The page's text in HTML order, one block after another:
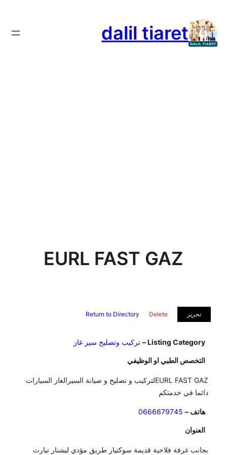
إلى
المحتوى
dalil tiaret
EURL FAST GAZ
تحرير Delete
Return to Directory
Listing Category – تركيب وتصليح سير غاز
التخصص الطبي او الوظيفي
EURL FAST GAZلتركيب و تصليح و صيانة السيرالغاز السيارات
دائما في خدمتكم
هاتف – 0666679745
العنوان
بجانب غرفة فلاحية قديمة سوكتيار طريق مؤدي ليشنار تيارت